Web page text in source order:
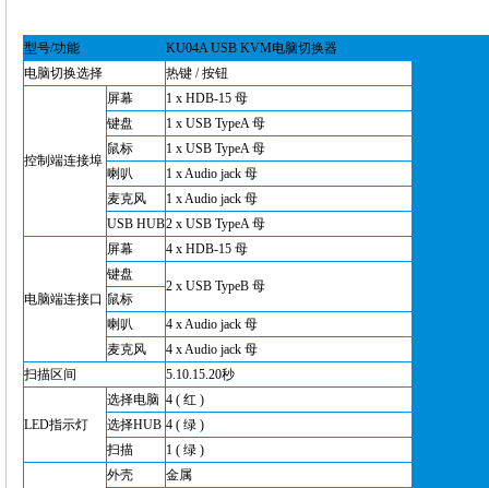
型号/功能
KU04A USB KVM电脑切换器
电脑切换选择
热键 / 按钮
控制端连接埠
屏幕
1 x HDB-15 母
键盘
1 x USB TypeA 母
鼠标
1 x USB TypeA 母
喇叭
1 x Audio jack 母
麦克风
1 x Audio jack 母
USB HUB2 x USB TypeA 母
电脑端连接口
屏幕
4 x HDB-15 母
键盘
2 x USB TypeB 母
鼠标
喇叭
4 x Audio jack 母
麦克风
4 x Audio jack 母
扫描区间
5.10.15.20秒
LED指示灯
选择电脑 4 ( 红 )
选择HUB 4 ( 绿 )
扫描
1 ( 绿 )
外壳
金属